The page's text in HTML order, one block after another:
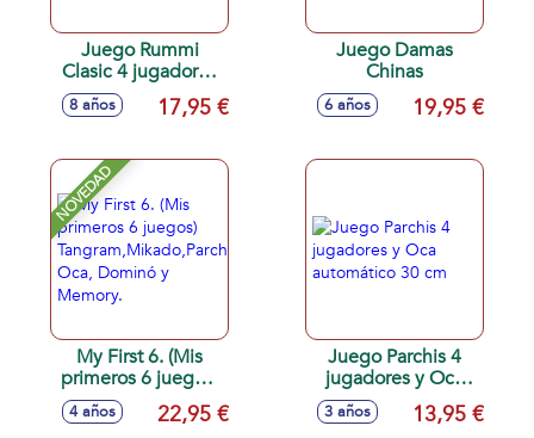
Juego Rummi
Clasic 4 jugadores
35x19x5 cm
8 años 17,95 €
Juego Damas
Chinas
6 años 19,95 €
NOVEDAD
My First 6. (Mis
primeros 6 juegos)
Tangram,Mikado,Parchís,
Oca, Dominó y
4 años 22,95 €
Juego Parchis 4
jugadores y Oca
automático 30 cm
3 años 13,95 €